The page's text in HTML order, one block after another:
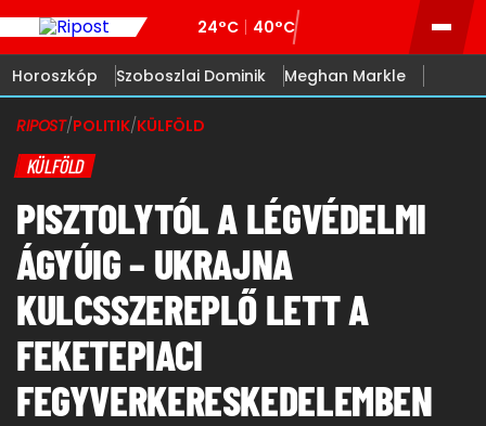
24°C 40°C
Horoszkóp Szoboszlai Dominik Meghan Markle
RIPOST/POLITIK/KÜLFÖLD
KÜLFÖLD
PISZTOLYTÓL A LÉGVÉDELMI
ÁGYÚIG – UKRAJNA
KULCSSZEREPLŐ LETT A
FEKETEPIACI
FEGYVERKERESKEDELEMBEN